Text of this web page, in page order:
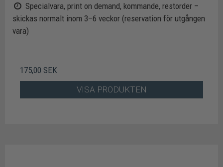
Specialvara, print on demand, kommande, restorder –
skickas normalt inom 3–6 veckor (reservation för utgången
vara)
175,00 SEK
VISA PRODUKTEN